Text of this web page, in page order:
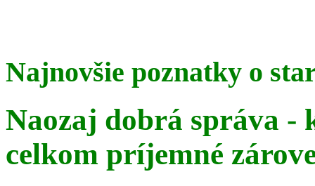
Najnovšie poznatky o
Naozaj dobrá správa -
celkom príjemné